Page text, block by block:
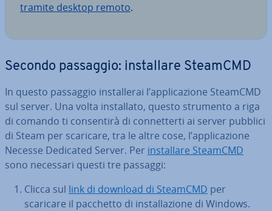
tramite desktop remoto.
Secondo passaggio: in­stal­la­re SteamCMD
In questo passaggio in­stal­le­rai l’ap­pli­ca­zio­ne SteamCMD
sul server. Una volta in­stal­la­to, questo strumento a riga
di comando ti con­sen­ti­rà di con­net­ter­ti ai server pubblici
di Steam per scaricare, tra le altre cose, l’ap­pli­ca­zio­ne
Necesse Dedicated Server. Per in­stal­la­re SteamCMD
sono necessari questi tre passaggi:
Clicca sul link di download di SteamCMD per
scaricare il pacchetto di in­stal­la­zio­ne di Windows.